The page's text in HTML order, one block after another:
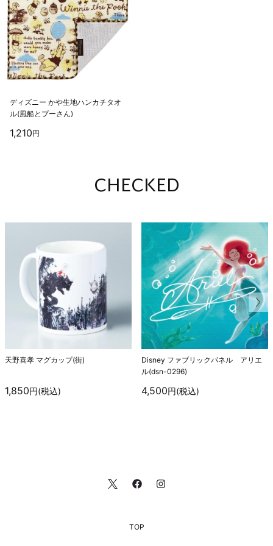
ディ ズニー かや生地ハンカチタ オ
ル(風船と プーさ ん)
1,210円
CHECKED
天野喜孝 マグカップ(街)
1,850円(税込)
Disney ファブリックパネル アリエ
ル(dsn-0296)
4,500円(税込)
TOP